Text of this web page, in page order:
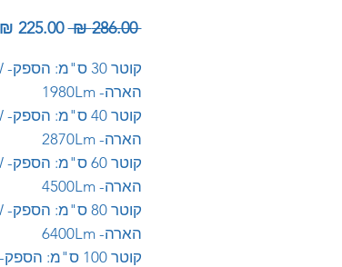
‏286.00 ‏₪ מחיר רגיל
‏225.00 ‏₪
הארה- 1980Lm
הארה- 2870Lm
הארה- 4500Lm
הארה- 6400Lm